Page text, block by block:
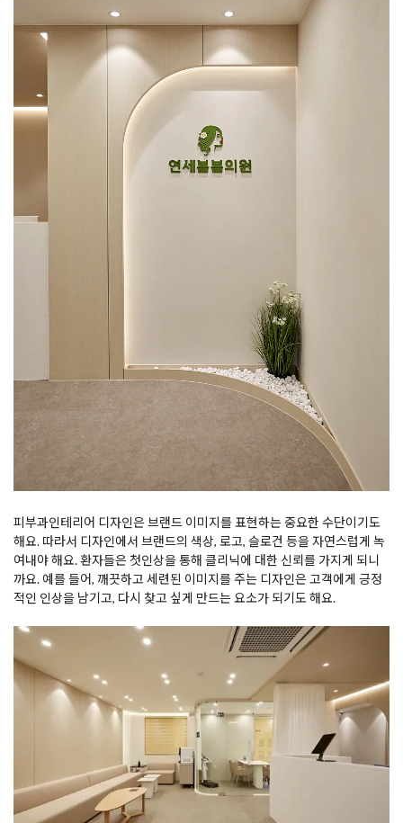
피부과인테리어 디자인은 브랜드 이미지를 표현하는 중요한 수단이기도
해요. 따라서 디자인에서 브랜드의 색상, 로고, 슬로건 등을 자연스럽게 녹
여내야 해요. 환자들은 첫인상을 통해 클리닉에 대한 신뢰를 가지게 되니
까요. 예를 들어, 깨끗하고 세련된 이미지를 주는 디자인은 고객에게 긍정
적인 인상을 남기고, 다시 찾고 싶게 만드는 요소가 되기도 해요.